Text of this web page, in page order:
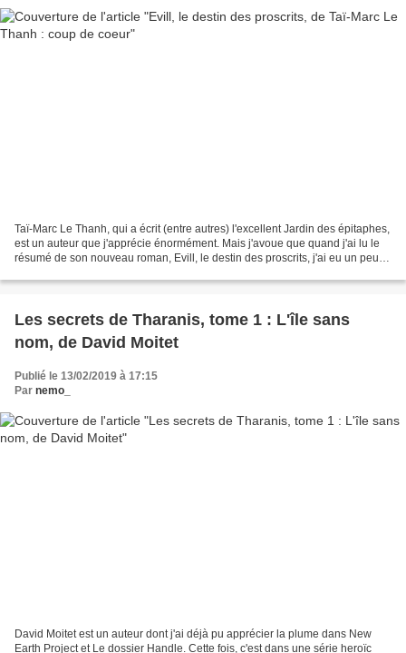
Taï-Marc Le Thanh, qui a écrit (entre autres) l'excellent Jardin des épitaphes,
est un auteur que j'apprécie énormément. Mais j'avoue que quand j'ai lu le
résumé de son nouveau roman, Evill, le destin des proscrits, j'ai eu un peu
Les secrets de Tharanis, tome 1 : L'île sans
nom, de David Moitet
Publié le 13/02/2019 à 17:15
Par nemo_
David Moitet est un auteur dont j'ai déjà pu apprécier la plume dans New
Earth Project et Le dossier Handle. Cette fois, c'est dans une série heroïc